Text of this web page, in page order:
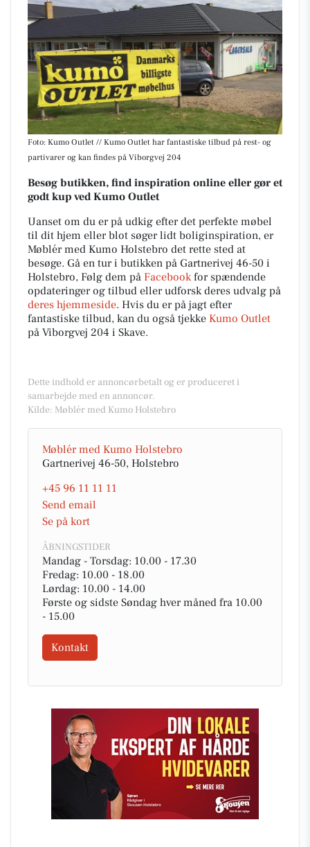
Foto: Kumo Outlet // Kumo Outlet har fantastiske tilbud på rest- og
partivarer og kan findes på Viborgvej 204
Besøg butikken, find inspiration online eller gør et
godt kup ved Kumo Outlet
Uanset om du er på udkig efter det perfekte møbel
til dit hjem eller blot søger lidt boliginspiration, er
Møblér med Kumo Holstebro det rette sted at
besøge. Gå en tur i butikken på Gartnerivej 46-50 i
Holstebro, Følg dem på Facebookfor spændende
opdateringer og tilbud eller udforsk deres udvalg på
deres hjemmeside. Hvis du er på jagt efter
fantastiske tilbud, kan du også tjekke Kumo Outlet
på Viborgvej 204 i Skave.
Dette indhold er annoncørbetalt og er produceret i
samarbejde med en annoncør.
Kilde: Møblér med Kumo Holstebro
Møblér med Kumo Holstebro
Gartnerivej 46-50, Holstebro
+45 96 11 11 11
Send email
Se på kort
ÅBNINGSTIDER
Mandag - Torsdag: 10.00 - 17.30
Fredag: 10.00 - 18.00
Lørdag: 10.00 - 14.00
Første og sidste Søndag hver måned fra 10.00
- 15.00
Kontakt